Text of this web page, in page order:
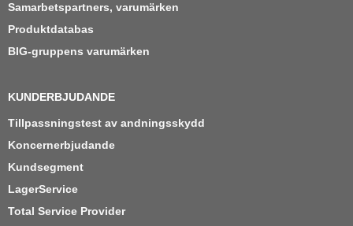
Samarbetspartners, varumärken
Produktdatabas
BIG-gruppens varumärken
KUNDERBJUDANDE
Tillpassningstest av andningsskydd
Koncernerbjudande
Kundsegment
LagerService
Total Service Provider